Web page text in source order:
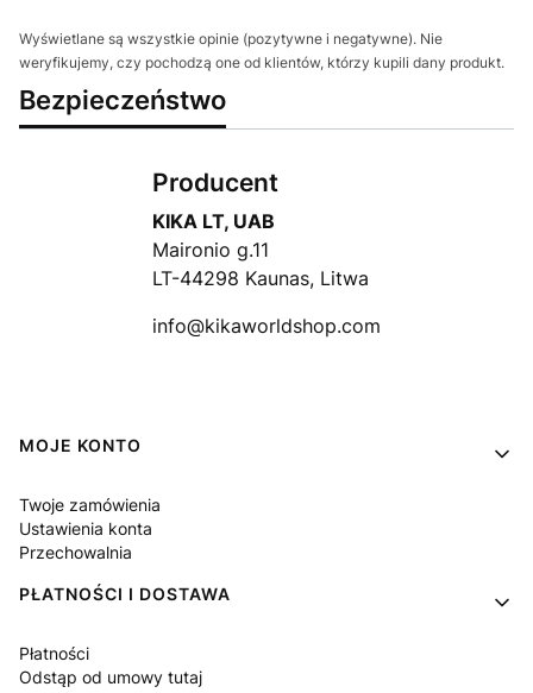
Wyświetlane są wszystkie opinie (pozytywne i negatywne). Nie
weryfikujemy, czy pochodzą one od klientów, którzy kupili dany produkt.
Bezpieczeństwo
Producent
KIKA LT, UAB
Maironio g.11
LT-44298 Kaunas, Litwa
info@kikaworldshop.com
Linki w stopce
MOJE KONTO
Twoje zamówienia
Ustawienia konta
Przechowalnia
PŁATNOŚCI I DOSTAWA
Płatności
Odstąp od umowy tutaj